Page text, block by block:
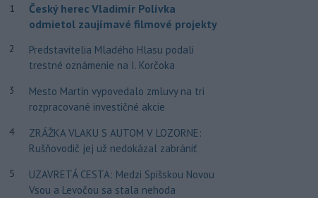
1
Český herec Vladimír Polívka
odmietol zaujímavé filmové projekty
2
Predstavitelia Mladého Hlasu podali
trestné oznámenie na I. Korčoka
3
Mesto Martin vypovedalo zmluvy na tri
rozpracované investičné akcie
4
ZRÁŽKA VLAKU S AUTOM V LOZORNE:
Rušňovodič jej už nedokázal zabrániť
5
UZAVRETÁ CESTA: Medzi Spišskou Novou
Vsou a Levočou sa stala nehoda